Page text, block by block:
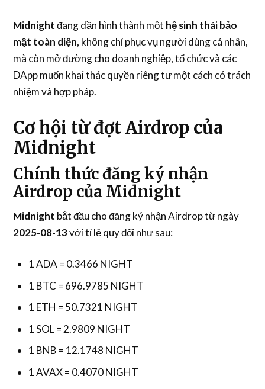
Midnightđang dần hình thành một hệ sinh thái bảo
mật toàn diện, không chỉ phục vụ người dùng cá nhân,
mà còn mở đường cho doanh nghiệp, tổ chức và các
DApp muốn khai thác quyền riêng tư một cách có trách
nhiệm và hợp pháp.
Cơ hội từ đợt Airdrop của
Midnight
Chính thức đăng ký nhận
Airdrop của Midnight
Midnight bắt đầu cho đăng ký nhận Airdrop từ ngày
2025-08-13với tỉ lệ quy đổi như sau:
1 ADA = 0.3466 NIGHT
1 BTC = 696.9785 NIGHT
1 ETH = 50.7321 NIGHT
1 SOL = 2.9809 NIGHT
1 BNB = 12.1748 NIGHT
1 AVAX = 0.4070 NIGHT